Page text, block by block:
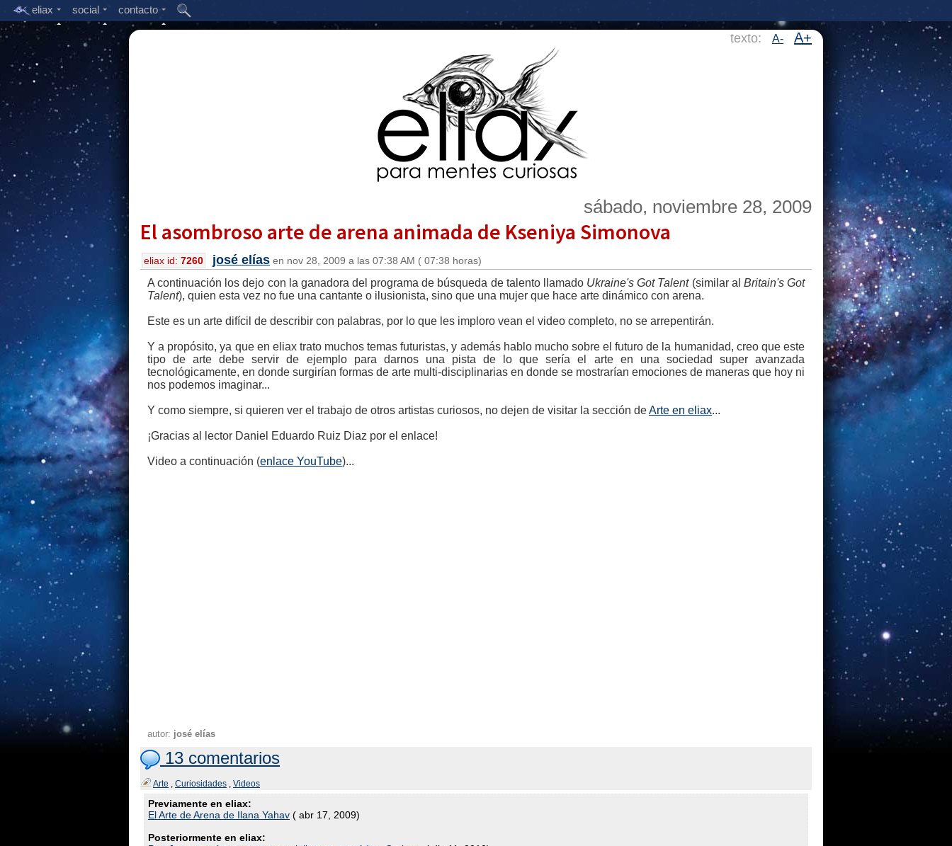
eliax social contacto
texto: A- A+
sábado, noviembre 28, 2009
El asombroso arte de arena animada de Kseniya Simonova
eliax id: 7260 josé elías en nov 28, 2009 a las 07:38 AM ( 07:38 horas)
A continuación los dejo con la ganadora del programa de búsqueda de talento llamado Ukraine's Got Talent(similar al Britain's Got
Talent), quien esta vez no fue una cantante o ilusionista, sino que una mujer que hace arte dinámico con arena.
Este es un arte difícil de describir con palabras, por lo que les imploro vean el video completo, no se arrepentirán.
Y a propósito, ya que en eliax trato muchos temas futuristas, y además hablo mucho sobre el futuro de la humanidad, creo que este
tipo de arte debe servir de ejemplo para darnos una pista de lo que sería el arte en una sociedad super avanzada
tecnológicamente, en donde surgirían formas de arte multi-disciplinarias en donde se mostrarían emociones de maneras que hoy ni
nos podemos imaginar...
Y como siempre, si quieren ver el trabajo de otros artistas curiosos, no dejen de visitar la sección deArte en eliax...
¡Gracias al lector Daniel Eduardo Ruiz Diaz por el enlace!
Video a continuación (enlace YouTube)...
autor: josé elías
13 comentarios
Arte , Curiosidades , Videos
Previamente en eliax:
El Arte de Arena de Ilana Yahav ( abr 17, 2009)
Posteriormente en eliax: